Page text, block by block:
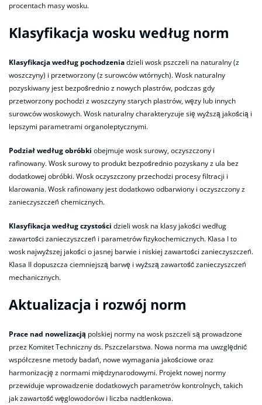
procentach masy wosku.
Klasyfikacja wosku według norm
Klasyfikacja według pochodzeniadzieli wosk pszczeli na naturalny (z
woszczyny) i przetworzony (z surowców wtórnych). Wosk naturalny
pozyskiwany jest bezpośrednio z nowych plastrów, podczas gdy
przetworzony pochodzi z woszczyny starych plastrów, węzy lub innych
surowców woskowych. Wosk naturalny charakteryzuje się wyższą jakością i
lepszymi parametrami organoleptycznymi.
Podział według obróbki obejmuje wosk surowy, oczyszczony i
rafinowany. Wosk surowy to produkt bezpośrednio pozyskany z ula bez
dodatkowej obróbki. Wosk oczyszczony przechodzi procesy filtracji i
klarowania. Wosk rafinowany jest dodatkowo odbarwiony i oczyszczony z
zanieczyszczeń chemicznych.
Klasyfikacja według czystości dzieli wosk na klasy jakości według
zawartości zanieczyszczeń i parametrów fizykochemicznych. Klasa I to
wosk najwyższej jakości o jasnej barwie i niskiej zawartości zanieczyszczeń.
Klasa II dopuszcza ciemniejszą barwę i wyższą zawartość zanieczyszczeń
mechanicznych.
Aktualizacja i rozwój norm
Prace nad nowelizacją polskiej normy na wosk pszczeli są prowadzone
przez Komitet Techniczny ds. Pszczelarstwa. Nowa norma ma uwzględnić
współczesne metody badań, nowe wymagania jakościowe oraz
harmonizację z normami międzynarodowymi. Projekt nowej normy
przewiduje wprowadzenie dodatkowych parametrów kontrolnych, takich
jak zawartość węglowodorów i liczba nadtlenkowa.